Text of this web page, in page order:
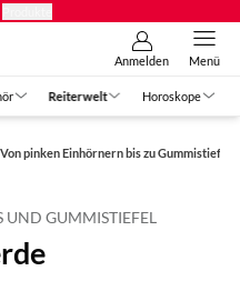
Anmelden Menü
Reiterwelt Horoskope
pinken Einhörnern bis zu Gummistiefeln
UND GUMMISTIEFEL